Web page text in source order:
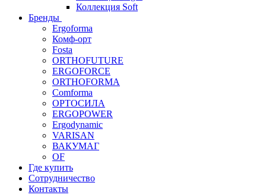
Коллекция Soft
Бренды
Ergoforma
Комф-орт
Fosta
ORTHOFUTURE
ERGOFORCE
ORTHOFORMA
Comforma
ОРТОСИЛА
ERGOPOWER
Ergodynamic
VARISAN
ВАКУМАГ
OF
Где купить
Сотрудничество
Контакты